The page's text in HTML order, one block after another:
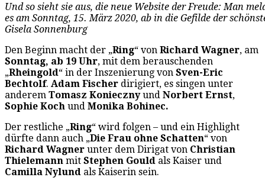
Und so sieht sie aus, die neue Website der Freude: Man
es am Sonntag, 15. März 2020, ab in die Gefilde der
Gisela Sonnenburg
Den Beginn macht der „Ring“ von Richard Wagner, am
Sonntag, ab 19 Uhr, mit dem berauschenden
„Rheingold“ in der Inszenierung von Sven-Eric
Bechtolf. Adam Fischer dirigiert, es singen unter
anderem Tomasz Koniecznyund Norbert Ernst,
Sophie Koch und Monika Bohinec.
Der restliche „Ring“ wird folgen – und ein Highlight
dürfte dann auch „Die Frau ohne Schatten“ von
Richard Wagner unter dem Dirigat von Christian
Thielemann mit Stephen Gould als Kaiser und
Camilla Nylund als Kaiserin sein.